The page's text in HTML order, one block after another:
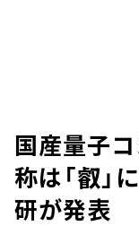
国産量子
称は「叡
研が発表